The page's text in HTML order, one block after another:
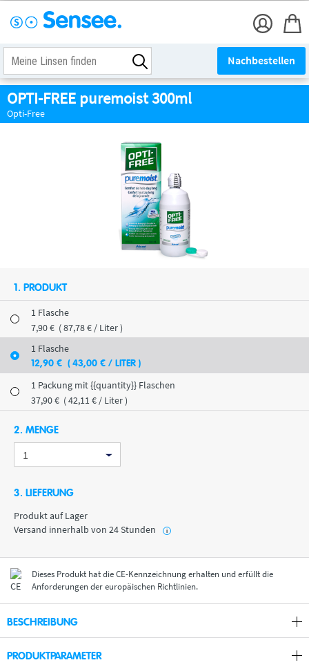
Nachbestellen
OPTI-FREE puremoist 300ml
Opti-Free
BESCHREIBUNG
PRODUKTPARAMETER
1. PRODUKT
1 Flasche
7,90€ ( 87,78€ / Liter )
1 Flasche
12,90 € ( 43,00 € / LITER )
1 Packung mit {{quantity}} Flaschen
37,90€ ( 42,11€ / Liter )
2. MENGE
3. LIEFERUNG
Produkt auf Lager
Versand innerhalb von 24 Stunden
i
Dieses Produkt hat die CE-Kennzeichnung erhalten und erfüllt die
Anforderungen der europäischen Richtlinien.